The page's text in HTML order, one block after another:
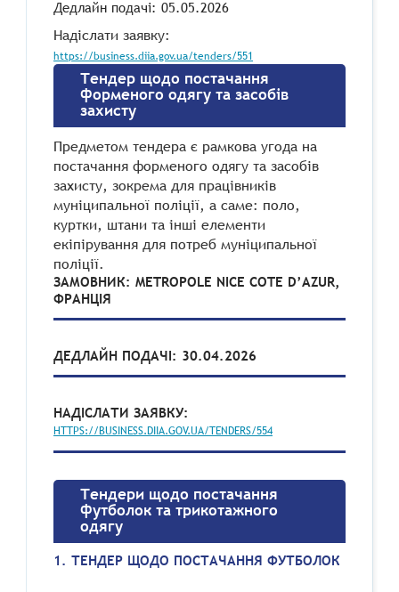
Дедлайн подачі: 05.05.2026
Надіслати заявку:
https://business.diia.gov.ua/tenders/551
Тендер щодо постачання
форменого одягу та засобів
захисту
Предметом тендера є рамкова угода на
постачання форменого одягу та засобів
захисту, зокрема для працівників
муніципальної поліції, а саме: поло,
куртки, штани та інші елементи
екіпірування для потреб муніципальної
поліції.
ЗАМОВНИК: METROPOLE NICE COTE D’AZUR,
ФРАНЦІЯ
ДЕДЛАЙН ПОДАЧІ: 30.04.2026
НАДІСЛАТИ ЗАЯВКУ:
HTTPS://BUSINESS.DIIA.GOV.UA/TENDERS/554
Тендери щодо постачання
футболок та трикотажного
одягу
1. ТЕНДЕР ЩОДО ПОСТАЧАННЯ ФУТБОЛОК